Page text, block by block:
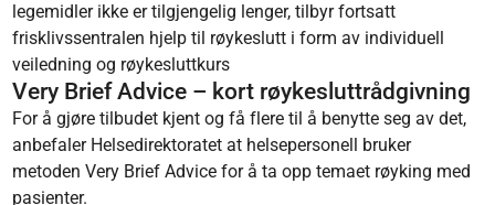
legemidler ikke er tilgjengelig lenger, tilbyr fortsatt
frisklivssentralen hjelp til røykeslutt i form av individuell
veiledning og røykesluttkurs
Very Brief Advice – kort røykesluttrådgivning
For å gjøre tilbudet kjent og få flere til å benytte seg av det,
anbefaler Helsedirektoratet at helsepersonell bruker
metoden Very Brief Advice for å ta opp temaet røyking med
pasienter.